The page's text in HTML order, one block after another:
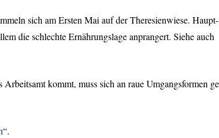
sich am Ersten Mai auf der Theresienwiese. Haupt-
die schlechte Ernährungslage anprangert. Siehe auch
kommt, muss sich an raue Umgangsformen
“.